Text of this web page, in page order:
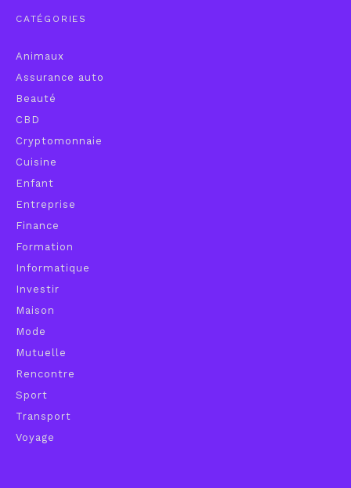
CATÉGORIES
Animaux
Assurance auto
Beauté
CBD
Cryptomonnaie
Cuisine
Enfant
Entreprise
Finance
Formation
Informatique
Investir
Maison
Mode
Mutuelle
Rencontre
Sport
Transport
Voyage